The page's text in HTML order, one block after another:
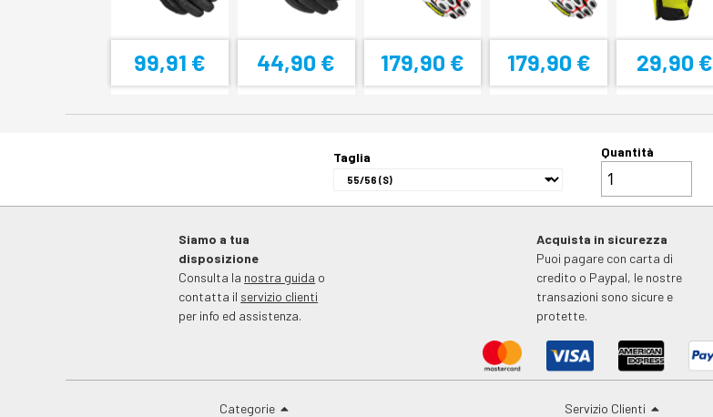
99,91 € 44,90 € 179,90 € 179,90 € 29,90 €
Taglia Quantità
Siamo a tua
disposizione
Consulta la nostra guida o
contatta il servizio clienti
per info ed assistenza.
Acquista in sicurezza
Puoi pagare con carta di
credito o Paypal, le nostre
transazioni sono sicure e
protette.
Categorie Servizio Clienti